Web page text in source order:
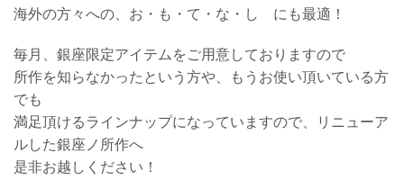
海外の方々への、お・も・て・な・し にも最適！
毎月、銀座限定アイテムをご用意しておりますので
所作を知らなかったという方や、もうお使い頂いている方
でも
満足頂けるラインナップになっていますので、リニューア
ルした銀座ノ所作へ
是非お越しください！